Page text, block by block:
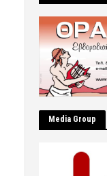
Μedia Group